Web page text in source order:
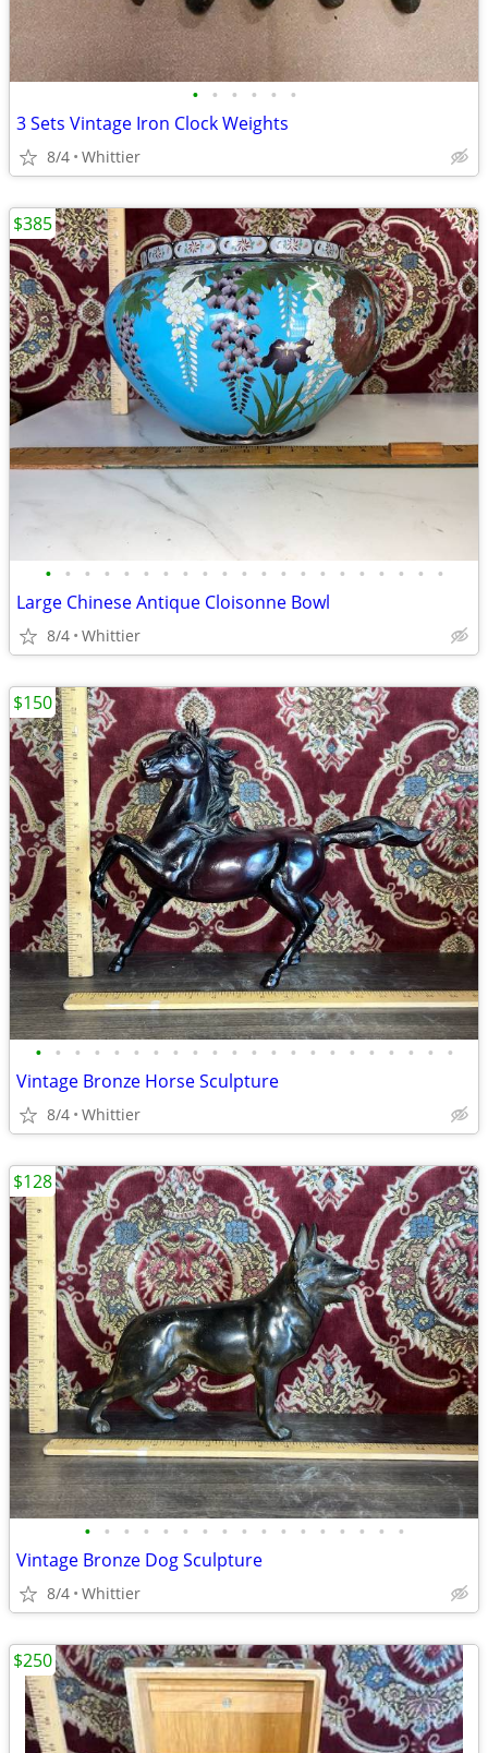
• • • • • •
3 Sets Vintage Iron Clock Weights
8/4 Whittier
• • • • • • • • • • • • • • • • • • • • •
Large Chinese Antique Cloisonne Bowl
8/4 Whittier
$385
• • • • • • • • • • • • • • • • • • • • • •
Vintage Bronze Horse Sculpture
8/4 Whittier
$150
• • • • • • • • • • • • • • • • •
Vintage Bronze Dog Sculpture
8/4 Whittier
$128
$250